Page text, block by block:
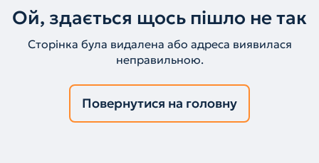
Ой, здається щось пішло не так
Сторінка була видалена або адреса виявилася
неправильною.
Повернутися на головну